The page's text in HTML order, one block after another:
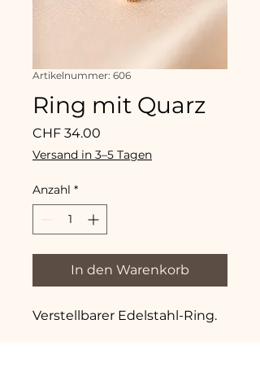
Artikelnummer: 606
Ring mit Quarz
CHF 34.00
Versand in 3–5 Tagen
Anzahl *
In den Warenkorb
Verstellbarer Edelstahl-Ring.